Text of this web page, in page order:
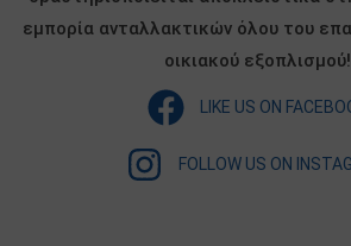
εμπορία ανταλλακτικών όλου του
οικιακού εξοπλισμού!
LIKE US ON
FOLLOW US ON